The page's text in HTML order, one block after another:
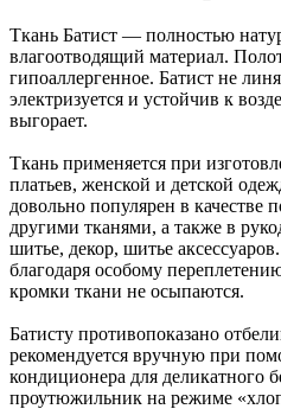
Ткань Батист — полностью
влагоотводящий материал.
гипоаллергенное. Батист не
электризуется и устойчив к
выгорает.
Ткань применяется при
платьев, женской и детской
довольно популярен в качестве
другими тканями, а также в
шитье, декор, шитье
благодаря особому
кромки ткани не осыпаются.
Батисту противопоказано
рекомендуется вручную при
кондиционера для деликатного
проутюжильник на режиме